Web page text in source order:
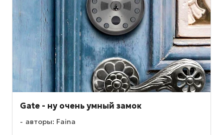
Gate - ну очень умный замок
авторы: Faina